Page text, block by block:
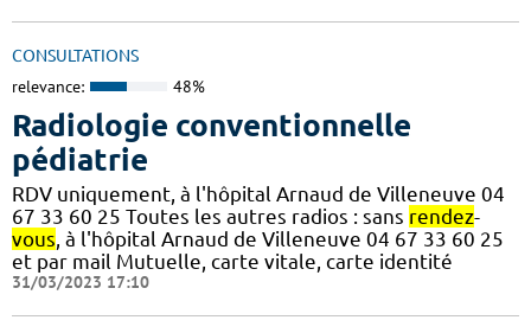
CONSULTATIONS
relevance: 48%
Radiologie conventionnelle
pédiatrie
RDV uniquement, à l'hôpital Arnaud de Villeneuve 04
67 33 60 25 Toutes les autres radios : sans rendez-
vous, à l'hôpital Arnaud de Villeneuve 04 67 33 60 25
et par mail Mutuelle, carte vitale, carte identité
31/03/2023 17:10